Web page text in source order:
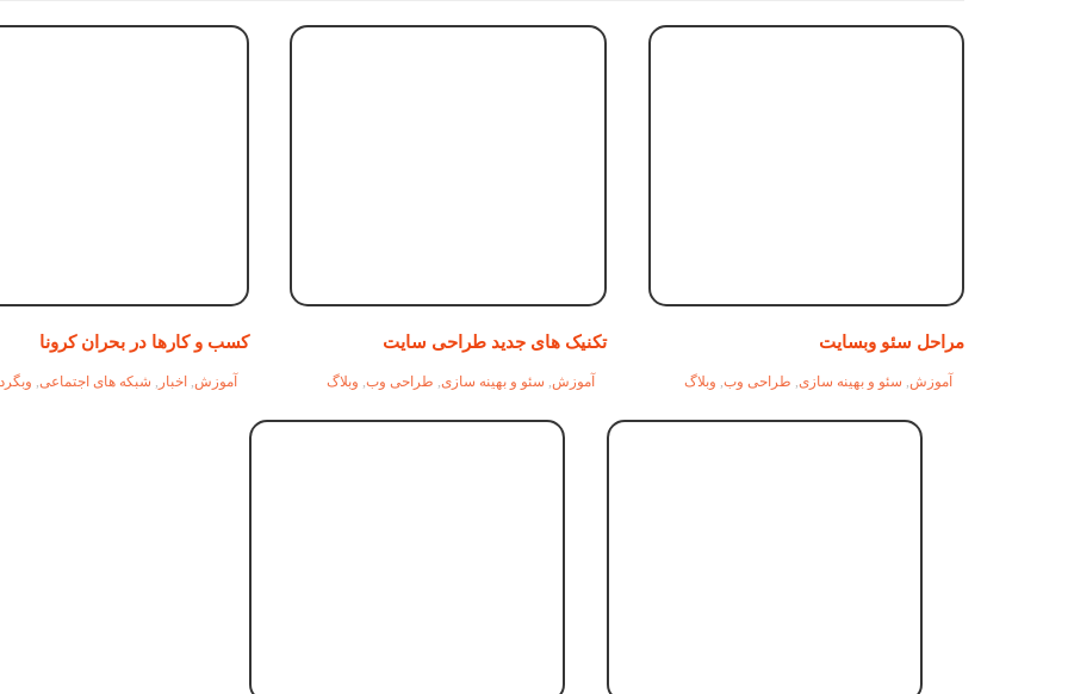
مراحل سئو وبسایت
آموزش, سئو و بهینه سازی, طراحی وب, وبلاگ
تکنیک های جدید طراحی سایت
آموزش, سئو و بهینه سازی, طراحی وب, وبلاگ
کسب و کارها در بحران کرونا
آموزش, اخبار , شبکه های اجتماعی,